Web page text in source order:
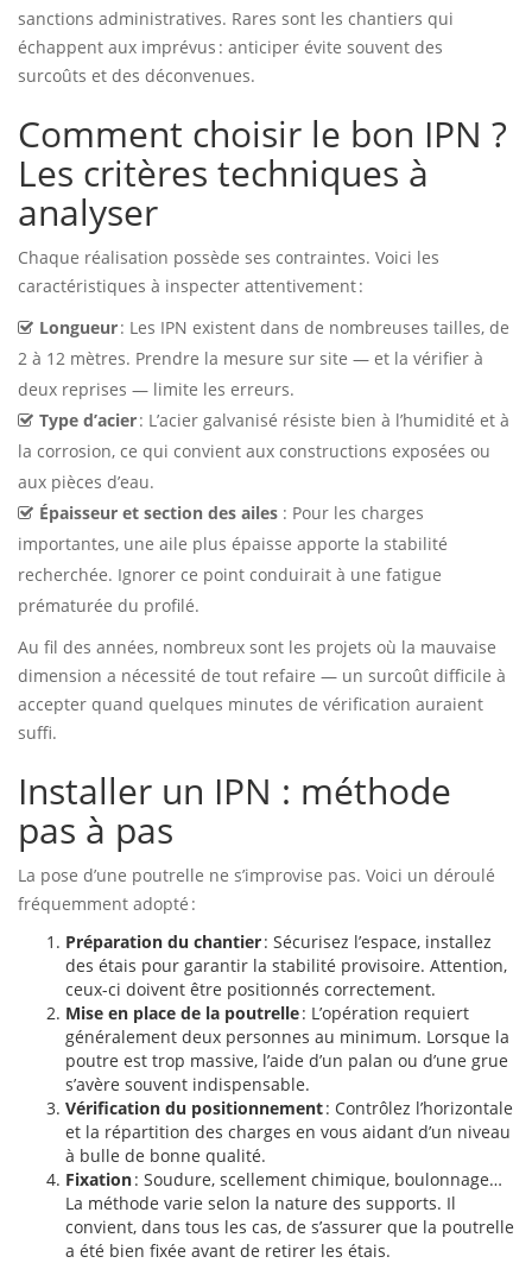
sanctions administratives. Rares sont les chantiers qui
échappent aux imprévus : anticiper évite souvent des
surcoûts et des déconvenues.
Comment choisir le bon IPN ?
Les critères techniques à
analyser
Chaque réalisation possède ses contraintes. Voici les
caractéristiques à inspecter attentivement :
Longueur: Les IPN existent dans de nombreuses tailles, de
2 à 12 mètres. Prendre la mesure sur site — et la vérifier à
deux reprises — limite les erreurs.
Type d’acier: L’acier galvanisé résiste bien à l’humidité et à
la corrosion, ce qui convient aux constructions exposées ou
aux pièces d’eau.
Épaisseur et section des ailes : Pour les charges
importantes, une aile plus épaisse apporte la stabilité
recherchée. Ignorer ce point conduirait à une fatigue
prématurée du profilé.
Au fil des années, nombreux sont les projets où la mauvaise
dimension a nécessité de tout refaire — un surcoût difficile à
accepter quand quelques minutes de vérification auraient
suffi.
Installer un IPN : méthode
pas à pas
La pose d’une poutrelle ne s’improvise pas. Voici un déroulé
fréquemment adopté :
Préparation du chantier: Sécurisez l’espace, installez
des étais pour garantir la stabilité provisoire. Attention,
ceux-ci doivent être positionnés correctement.
Mise en place de la poutrelle: L’opération requiert
généralement deux personnes au minimum. Lorsque la
poutre est trop massive, l’aide d’un palan ou d’une grue
s’avère souvent indispensable.
Vérification du positionnement: Contrôlez l’horizontale
et la répartition des charges en vous aidant d’un niveau
à bulle de bonne qualité.
Fixation: Soudure, scellement chimique, boulonnage…
La méthode varie selon la nature des supports. Il
convient, dans tous les cas, de s’assurer que la poutrelle
a été bien fixée avant de retirer les étais.